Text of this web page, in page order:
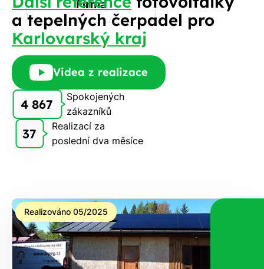
Firma
E-
mail
Vám
zdarma
nárok.
Stačí
nám dát
vědět -
a nic Vás
a tepelných čerpadel pro
Karlovarský kraj
Videa z realizace
4 867
Spokojených
zákazníků
37
Realizací za
poslední dva měsíce
Realizováno 05/2025